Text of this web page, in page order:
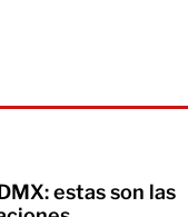
estas son las